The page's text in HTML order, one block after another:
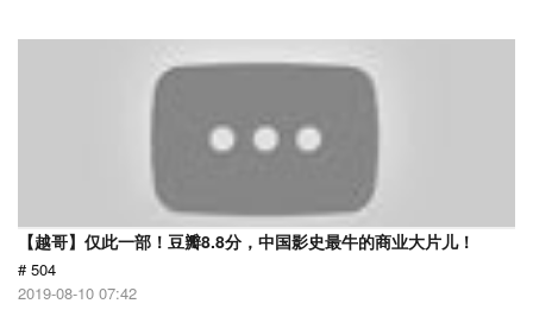
【越哥】仅此一部！豆瓣8.8分，中国影史最牛的商业大片儿！
# 504
2019-08-10 07:42